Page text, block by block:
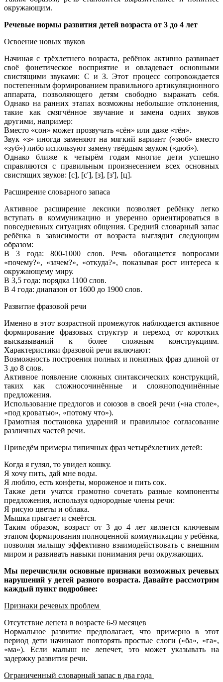
окружающим.
Речевые нормы развития детей возраста от 3 до 4 лет
Освоение новых звуков
Начиная с трёхлетнего возраста, ребёнок активно развивает
своё фонетическое восприятие и овладевает основными
свистящими звуками: С и З. Этот процесс сопровождается
постепенным формированием правильного артикуляционного
аппарата, позволяющего детям свободно выражать себя.
Однако на ранних этапах возможны небольшие отклонения,
такие как смягчённое звучание и замена одних звуков
другими, например:
Вместо «сон» может прозвучать «сён» или даже «тён».
Звук «з» иногда заменяют на мягкий вариант («зюб» вместо
«зуб») либо используют замену твёрдым звуком («дюб»).
Однако ближе к четырём годам многие дети успешно
справляются с правильным произнесением всех основных
свистящих звуков: [с], [с'], [з], [з'], [ц].
Расширение словарного запаса
Активное расширение лексики позволяет ребёнку легко
вступать в коммуникацию и уверенно ориентироваться в
повседневных ситуациях общения. Средний словарный запас
ребёнка в зависимости от возраста выглядит следующим
образом:
В 3 года: 800-1000 слов. Речь обогащается вопросами
«почему?», «зачем?», «откуда?», показывая рост интереса к
окружающему миру.
В 3,5 года: порядка 1100 слов.
В 4 года: диапазон от 1600 до 1900 слов.
Развитие фразовой речи
Именно в этот возрастной промежуток наблюдается активное
формирование фразовых структур и переход от коротких
высказываний к более сложным конструкциям.
Характеристики фразовой речи включают:
Возможность построения полных и понятных фраз длиной от
3 до 8 слов.
Активное появление сложных синтаксических конструкций,
таких как сложносочинённые и сложноподчинённые
предложения.
Использование предлогов и союзов в своей речи («на столе»,
«под кроватью», «потому что»).
Грамотная постановка ударений и правильное согласование
различных частей речи.
Приведём примеры типичных фраз четырёхлетних детей:
Когда я гулял, то увидел кошку.
Я хочу пить, дай мне воды.
Я люблю, есть конфеты, мороженое и пить сок.
Также дети учатся грамотно сочетать разные компоненты
предложения, используя однородные члены речи:
Я рисую цветы и облака.
Мышка прыгает и смеётся.
Таким образом, возраст от 3 до 4 лет является ключевым
этапом формирования полноценной коммуникации у ребёнка,
позволяя малышу эффективно взаимодействовать с внешним
миром и развивать навыки понимания речи окружающих.
Мы перечислили основные признаки возможных речевых
нарушений у детей разного возраста. Давайте рассмотрим
каждый пункт подробнее:
Признаки речевых проблем
Отсутствие лепета в возрасте 6-9 месяцев
Нормальное развитие предполагает, что примерно в этот
период дети начинают повторять простые слоги («ба», «га»,
«ма»). Если малыш не лепечет, это может указывать на
задержку развития речи.
Ограниченный словарный запас в два года